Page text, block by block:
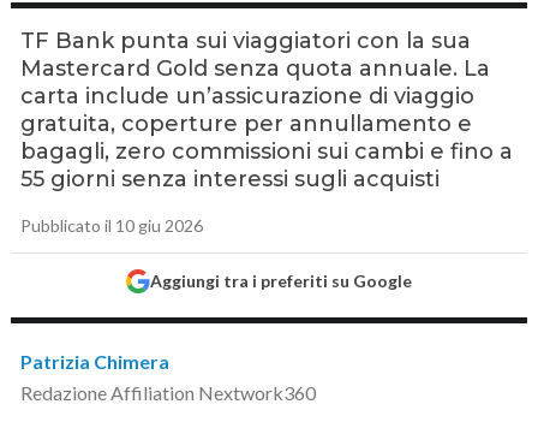
TF Bank punta sui viaggiatori con la sua
Mastercard Gold senza quota annuale. La
carta include un’assicurazione di viaggio
gratuita, coperture per annullamento e
bagagli, zero commissioni sui cambi e fino a
55 giorni senza interessi sugli acquisti
Pubblicato il 10 giu 2026
Aggiungi tra i preferiti su Google
Patrizia Chimera
Redazione Affiliation Nextwork360